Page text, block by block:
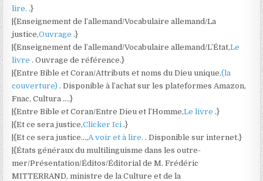
lire. .}
|{Enseignement de l’allemand/Vocabulaire allemand/La
justice,Ouvrage .}
|{Enseignement de l’allemand/Vocabulaire allemand/L’État,Le
livre . Ouvrage de référence.}
|{Entre Bible et Coran/Attributs et noms du Dieu unique,(la
couverture) . Disponible à l’achat sur les plateformes Amazon,
Fnac, Cultura ….}
|{Entre Bible et Coran/Entre Dieu et l’Homme,Le livre .}
|{Et ce sera justice,Clicker Ici .}
|{Et ce sera justice…,A voir et à lire. . Disponible sur internet.}
|{États généraux du multilinguisme dans les outre-
mer/Présentation/Éditos/Éditorial de M. Frédéric
MITTERRAND, ministre de la Culture et de la